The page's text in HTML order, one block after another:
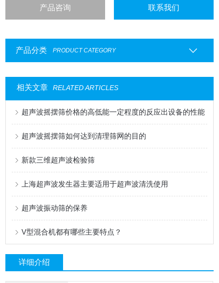
产品咨询 联系我们
产品分类 PRODUCT CATEGORY
相关文章 RELATED ARTICLES
超声波摇摆筛价格的高低能一定程度的反应出设备的性能
超声波摇摆筛如何达到清理筛网的目的
新款三维超声波检验筛
上海超声波发生器主要适用于超声波清洗使用
超声波振动筛的保养
V型混合机都有哪些主要特点？
详细介绍